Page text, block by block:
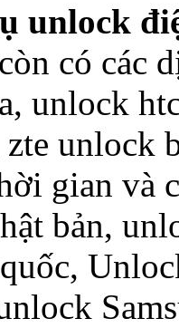
unlock
còn có các
unlock
unlock
gian và
bản,